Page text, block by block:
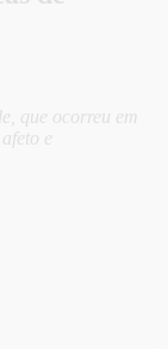
que ocorreu em
e